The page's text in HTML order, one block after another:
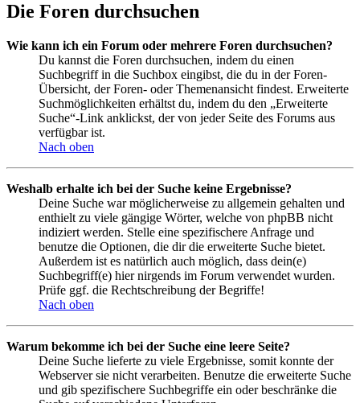
Die Foren durchsuchen
Wie kann ich ein Forum oder mehrere Foren durchsuchen?
Du kannst die Foren durchsuchen, indem du einen
Suchbegriff in die Suchbox eingibst, die du in der Foren-
Übersicht, der Foren- oder Themenansicht findest. Erweiterte
Suchmöglichkeiten erhältst du, indem du den „Erweiterte
Suche“-Link anklickst, der von jeder Seite des Forums aus
verfügbar ist.
Nach oben
Weshalb erhalte ich bei der Suche keine Ergebnisse?
Deine Suche war möglicherweise zu allgemein gehalten und
enthielt zu viele gängige Wörter, welche von phpBB nicht
indiziert werden. Stelle eine spezifischere Anfrage und
benutze die Optionen, die dir die erweiterte Suche bietet.
Außerdem ist es natürlich auch möglich, dass dein(e)
Suchbegriff(e) hier nirgends im Forum verwendet wurden.
Prüfe ggf. die Rechtschreibung der Begriffe!
Nach oben
Warum bekomme ich bei der Suche eine leere Seite?
Deine Suche lieferte zu viele Ergebnisse, somit konnte der
Webserver sie nicht verarbeiten. Benutze die erweiterte Suche
und gib spezifischere Suchbegriffe ein oder beschränke die